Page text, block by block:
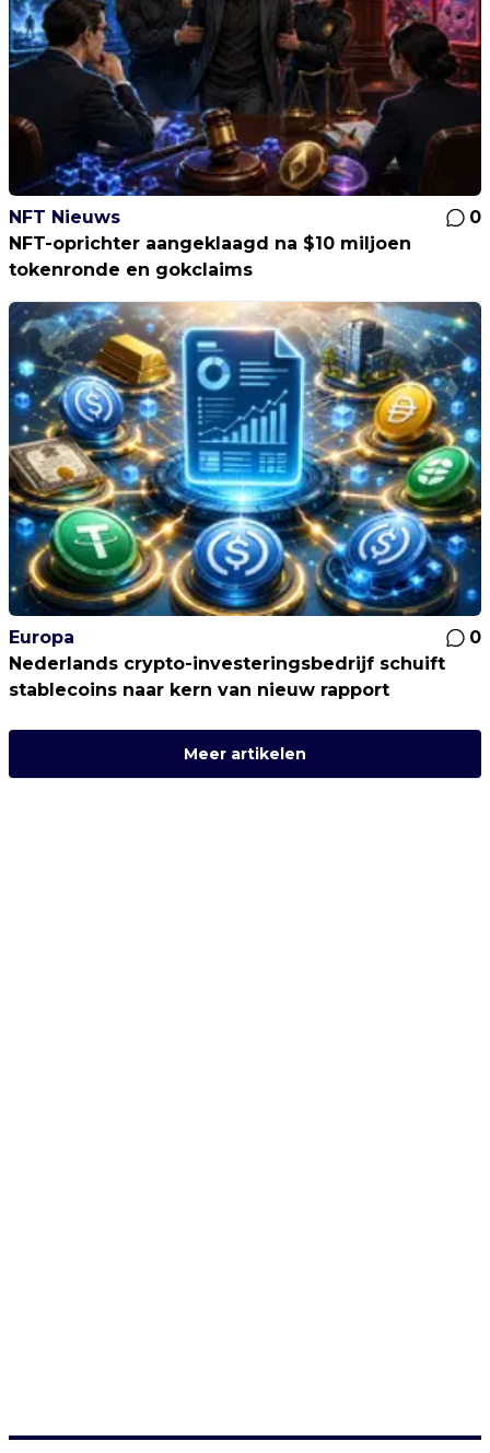
NFT Nieuws
0
NFT-oprichter aangeklaagd na $10 miljoen
tokenronde en gokclaims
Europa
0
Nederlands crypto-investeringsbedrijf schuift
stablecoins naar kern van nieuw rapport
Meer artikelen